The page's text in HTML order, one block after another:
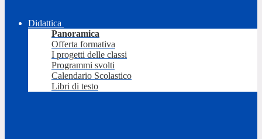
Didattica
Panoramica
Offerta formativa
I progetti delle classi
Programmi svolti
Calendario Scolastico
Libri di testo